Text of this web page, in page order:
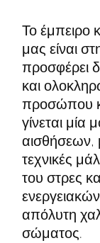
Το έμπειρο
μας είναι
προσφέρει
και
προσώπου
γίνεται μία
αισθήσεων,
τεχνικές
του στρες
απόλυτη
σώματος.